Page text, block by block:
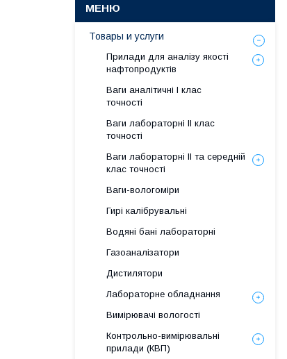
Товары и услуги
Прилади для аналізу якості
нафтопродуктів
Ваги аналітичні І клас
точності
Ваги лабораторні ІІ клас
точності
Ваги лабораторні ІІ та середній
клас точності
Ваги-вологоміри
Гирі калібрувальні
Водяні бані лабораторні
Газоаналізатори
Дистилятори
Лабораторне обладнання
Вимірювачі вологості
Контрольно-вимірювальні
прилади (КВП)